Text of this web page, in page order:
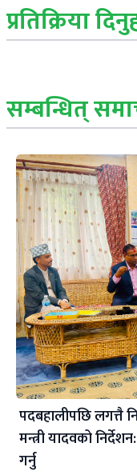
प्रतिक्रिया
सम्बन्धित्
पदबहालीपछि लगत्तै
मन्त्री यादवको
गर्नु